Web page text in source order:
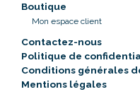
Boutique
Mon espace client
Contactez-nous
Politique de
Conditions générales
Mentions légales